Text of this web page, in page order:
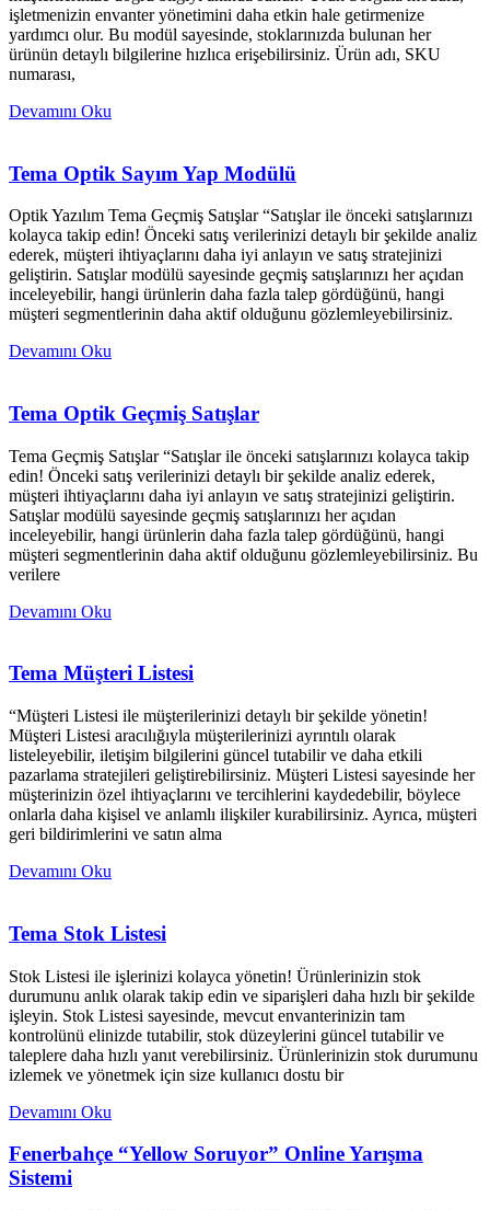
işletmenizin envanter yönetimini daha etkin hale getirmenize
yardımcı olur. Bu modül sayesinde, stoklarınızda bulunan her
ürünün detaylı bilgilerine hızlıca erişebilirsiniz. Ürün adı, SKU
numarası,
Devamını Oku
Tema Optik Sayım Yap Modülü
Optik Yazılım Tema Geçmiş Satışlar “Satışlar ile önceki satışlarınızı
kolayca takip edin! Önceki satış verilerinizi detaylı bir şekilde analiz
ederek, müşteri ihtiyaçlarını daha iyi anlayın ve satış stratejinizi
geliştirin. Satışlar modülü sayesinde geçmiş satışlarınızı her açıdan
inceleyebilir, hangi ürünlerin daha fazla talep gördüğünü, hangi
müşteri segmentlerinin daha aktif olduğunu gözlemleyebilirsiniz.
Devamını Oku
Tema Optik Geçmiş Satışlar
Tema Geçmiş Satışlar “Satışlar ile önceki satışlarınızı kolayca takip
edin! Önceki satış verilerinizi detaylı bir şekilde analiz ederek,
müşteri ihtiyaçlarını daha iyi anlayın ve satış stratejinizi geliştirin.
Satışlar modülü sayesinde geçmiş satışlarınızı her açıdan
inceleyebilir, hangi ürünlerin daha fazla talep gördüğünü, hangi
müşteri segmentlerinin daha aktif olduğunu gözlemleyebilirsiniz. Bu
verilere
Devamını Oku
Tema Müşteri Listesi
“Müşteri Listesi ile müşterilerinizi detaylı bir şekilde yönetin!
Müşteri Listesi aracılığıyla müşterilerinizi ayrıntılı olarak
listeleyebilir, iletişim bilgilerini güncel tutabilir ve daha etkili
pazarlama stratejileri geliştirebilirsiniz. Müşteri Listesi sayesinde her
müşterinizin özel ihtiyaçlarını ve tercihlerini kaydedebilir, böylece
onlarla daha kişisel ve anlamlı ilişkiler kurabilirsiniz. Ayrıca, müşteri
geri bildirimlerini ve satın alma
Devamını Oku
Tema Stok Listesi
Stok Listesi ile işlerinizi kolayca yönetin! Ürünlerinizin stok
durumunu anlık olarak takip edin ve siparişleri daha hızlı bir şekilde
işleyin. Stok Listesi sayesinde, mevcut envanterinizin tam
kontrolünü elinizde tutabilir, stok düzeylerini güncel tutabilir ve
taleplere daha hızlı yanıt verebilirsiniz. Ürünlerinizin stok durumunu
izlemek ve yönetmek için size kullanıcı dostu bir
Devamını Oku
Fenerbahçe “Yellow Soruyor” Online Yarışma
Sistemi